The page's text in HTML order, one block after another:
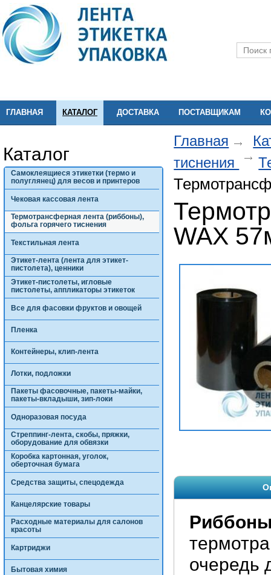
ГЛАВНАЯ КАТАЛОГ ДОСТАВКА ПОСТАВЩИКАМ
Каталог
Самоклеящиеся этикетки (термо и
полуглянец) для весов и принтеров
Чековая кассовая лента
Термотрансферная лента (риббоны),
фольга горячего тиснения
Текстильная лента
Этикет-лента (лента для этикет-
пистолета), ценники
Этикет-пистолеты, игловые
пистолеты, аппликаторы этикеток
Все для фасовки фруктов и овощей
Пленка
Контейнеры, клип-лента
Лотки, подложки
Пакеты фасовочные, пакеты-майки,
пакеты-вкладыши, зип-локи
Одноразовая посуда
Стреппинг-лента, скобы, пряжки,
оборудование для обвязки
Коробка картонная, уголок,
оберточная бумага
Средства защиты, спецодежда
Канцелярские товары
Расходные материалы для салонов
красоты
Картриджи
Бытовая химия
Главная
тиснения
WAX
очередь